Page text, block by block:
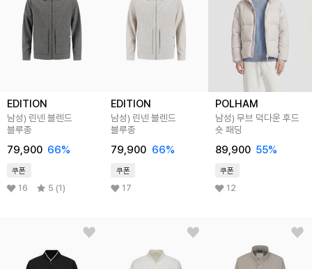
EDITION
남성) 린넨 블렌드
블루종
79,900 66%
쿠폰
16 5 (1)
EDITION
남성) 린넨 블렌드
블루종
79,900 66%
쿠폰
17
POLHAM
남성) 무브 덕다운 후드
숏 패딩
89,900 55%
쿠폰
12